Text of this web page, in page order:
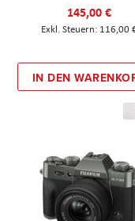
145,00 €
116,00
IN DEN